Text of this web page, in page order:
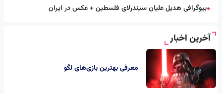
●بیوگرافی هدیل علیان سیندرلای فلسطین + عکس در ایران
آخرین اخبار
معرفی بهترین بازی‌های لگو